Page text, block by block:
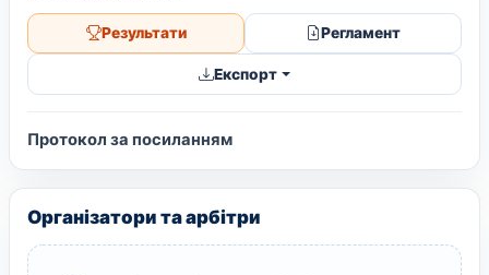
Результати Регламент
Експорт
Протокол за посиланням
Організатори та арбітри